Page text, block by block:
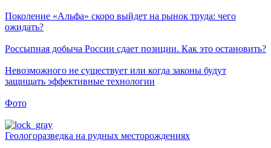
Поколение «Альфа» скоро выйдет на рынок труда: чего
ожидать?
Россыпная добыча России сдает позиции. Как это остановить?
Невозможного не существует или когда законы будут
защищать эффективные технологии
Фото
Геологоразведка на рудных месторождениях